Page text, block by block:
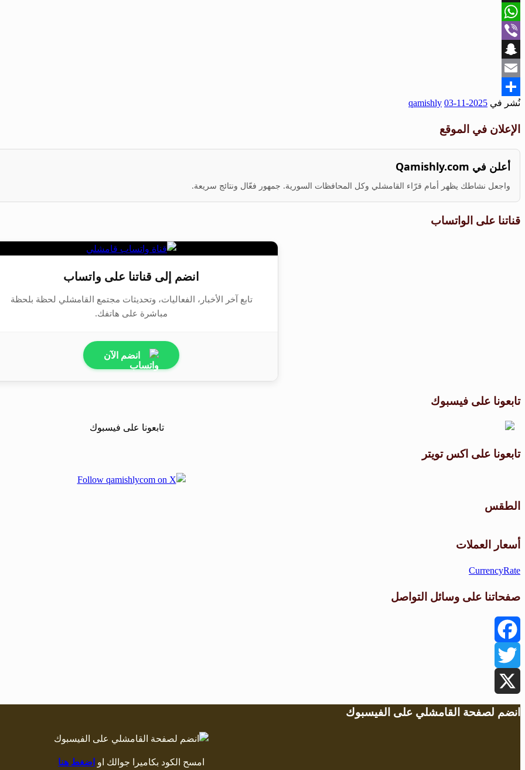
X
WhatsApp
Viber
Snapchat
Email
Share
نُشر في 2025-11-03
qamishly
الإعلان في الموقع
أعلن في Qamishly.com
واجعل نشاطك يظهر أمام قرّاء القامشلي وكل المحافظات السورية. جمهور فعّال ونتائج سريعة.
قناتنا على الواتساب
انضم إلى قناتنا على واتساب
تابع آخر الأخبار، الفعاليات، وتحديثات مجتمع القامشلي لحظة بلحظة
مباشرة على هاتفك.
انضم الآن
تابعونا على فيسبوك
تابعونا على اكس تويتر
الطقس
أسعار العملات
CurrencyRate
صفحاتنا على وسائل التواصل
Facebook
Twitter
X
انضم لصفحة القامشلي على الفيسبوك
امسح الكود بكاميرا جوالك او اضغط هنا